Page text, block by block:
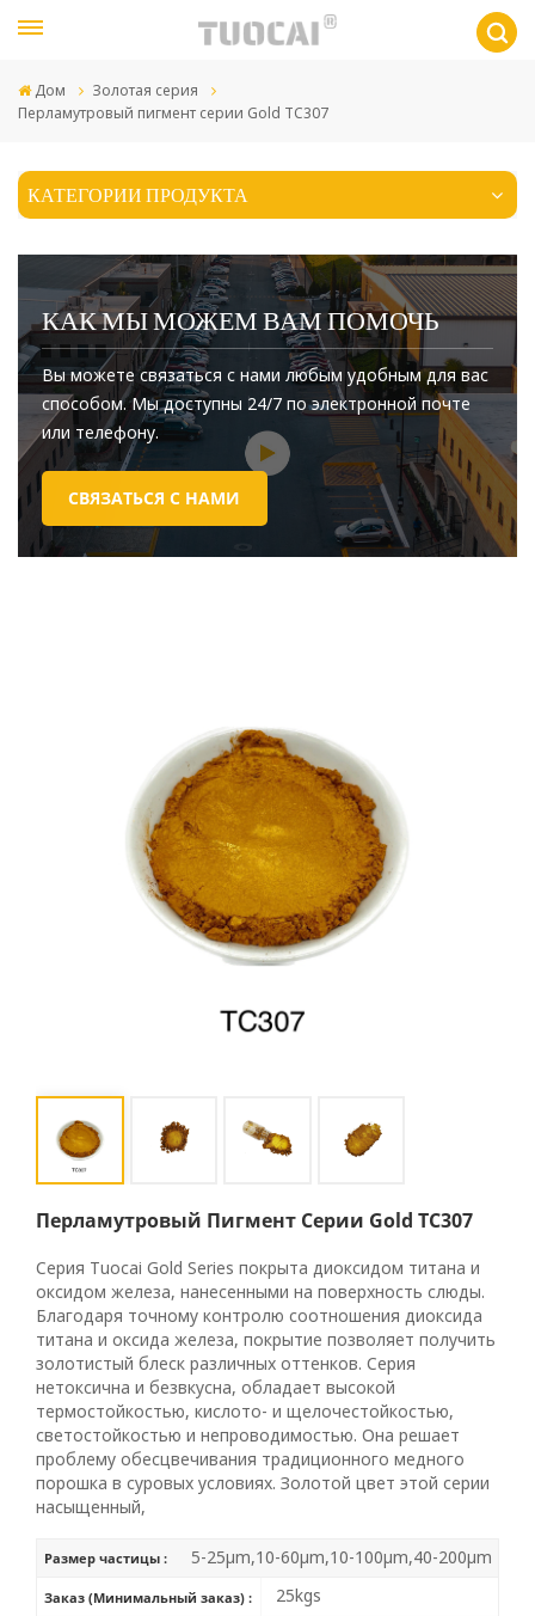
Дом
Золотая серия
Перламутровый пигмент серии Gold TC307
КАТЕГОРИИ ПРОДУКТА
КАК МЫ МОЖЕМ ВАМ ПОМОЧЬ
Вы можете связаться с нами любым удобным для вас
способом. Мы доступны 24/7 по электронной почте
или телефону.
СВЯЗАТЬСЯ С НАМИ
Перламутровый Пигмент Серии Gold TC307
Серия Tuocai Gold Series покрыта диоксидом титана и
оксидом железа, нанесенными на поверхность слюды.
Благодаря точному контролю соотношения диоксида
титана и оксида железа, покрытие позволяет получить
золотистый блеск различных оттенков. Серия
нетоксична и безвкусна, обладает высокой
термостойкостью, кислото- и щелочестойкостью,
светостойкостью и непроводимостью. Она решает
проблему обесцвечивания традиционного медного
порошка в суровых условиях. Золотой цвет этой серии
насыщенный,
Размер частицы : 5-25μm,10-60μm,10-100μm,40-200μm
Заказ (Минимальный заказ) : 25kgs